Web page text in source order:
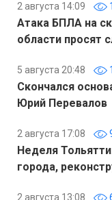
2 августа 14:09
Атака БПЛА на
области просят
5 августа 20:48
Скончался
Юрий Перевалов
2 августа 17:08
Неделя
города,
2 августа 13:08